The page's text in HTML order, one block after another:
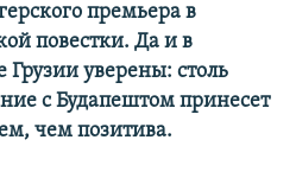
премьера в
повестки. Да и в
Грузии уверены: столь
с Будапештом принесет
чем позитива.